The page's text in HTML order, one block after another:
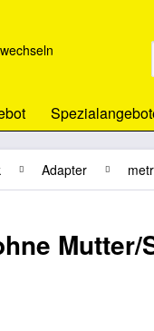
Adapter